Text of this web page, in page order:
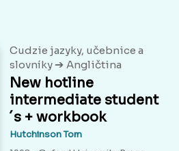
Cudzie jazyky, učebnice a
slovníky ➔ Angličtina
New hotline
intermediate student
´s + workbook
Hutchinson Tom